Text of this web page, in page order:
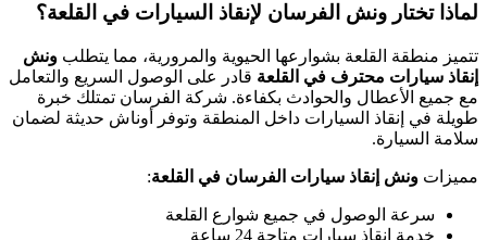
لماذا تختار ونش الفرسان لإنقاذ السيارات في القلعة؟
تتميز منطقة القلعة بشوارعها الحيوية والمرورية، مما يتطلب ونش
إنقاذ سيارات محترف في القلعة قادر على الوصول السريع والتعامل
مع جميع الأعطال والحوادث بكفاءة. شركة الفرسان تمتلك خبرة
طويلة في إنقاذ السيارات داخل المنطقة وتوفر أوناش حديثة لضمان
سلامة السيارة.
مميزات ونش إنقاذ سيارات الفرسان في القلعة:
سرعة الوصول في جميع شوارع القلعة
خدمة إنقاذ سيارات متاحة 24 ساعة